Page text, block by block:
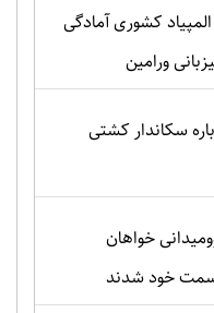
کشوری آمادگی
ورامین
سکاندار کشتی
خواهان
سمت خود شدند